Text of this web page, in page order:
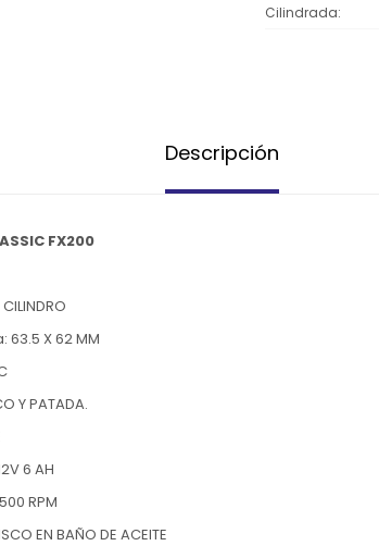
Cilindrada
Descripción
FX200
X 62 MM
Y PATADA.
6 AH
RPM
EN BAÑO DE ACEITE